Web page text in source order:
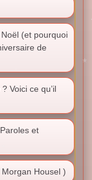
(et pourquoi
de
Voici ce qu’il
et
Housel )